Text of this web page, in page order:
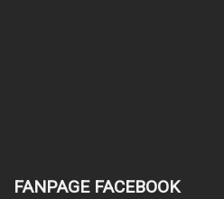
FANPAGE FACEBOOK